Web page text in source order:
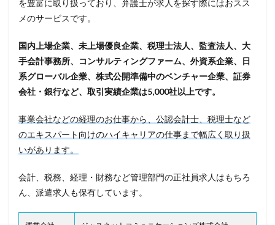
を豊富に取り扱っており、弁護士が求人を探す際にはおスス
メのサービスです。
国内上場企業、未上場優良企業、税理士法人、監査法人、大
手会計事務所、コンサルティングファーム、外資系企業、日
系グローバル企業、株式公開準備中のベンチャー企業、証券
会社・銀行など、取引実績企業は5,000社以上です。
事業会社などの経理のお仕事から、公認会計士、税理士など
のエキスパート向けのハイキャリアの仕事まで幅広く取り扱
いがあります。
会計、税務、経理・財務など管理部門の正社員求人はもちろ
ん、派遣求人も保有しています。